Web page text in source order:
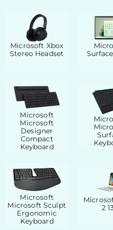
Microsoft Xbox
Stereo Headset
Microsoft
Microsoft
Designer
Compact
Keyboard
Microsoft
Microsoft Sculpt
Ergonomic
Keyboard
2